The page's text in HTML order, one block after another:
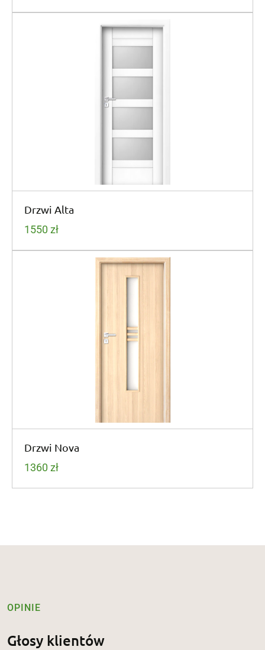
Drzwi Alta
1550 zł
Drzwi Nova
1360 zł
OPINIE
Głosy klientów